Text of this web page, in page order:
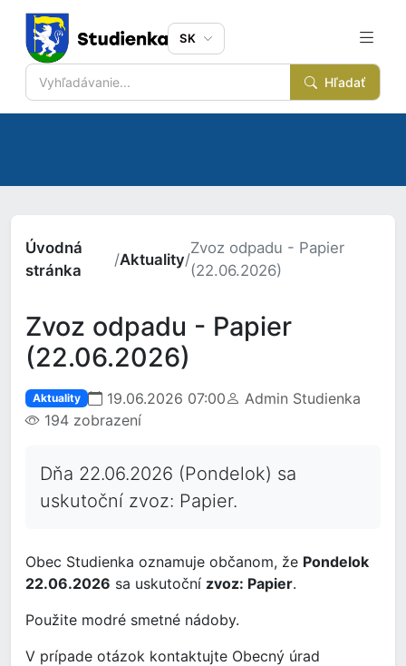
Hľadať
SK
Úvodná
stránka
/Aktuality/
Zvoz odpadu - Papier
(22.06.2026)
Zvoz odpadu - Papier
(22.06.2026)
Aktuality 19.06.2026 07:00
Admin Studienka
194 zobrazení
Dňa 22.06.2026 (Pondelok) sa
uskutoční zvoz: Papier.
Obec Studienka oznamuje občanom, že Pondelok
22.06.2026 sa uskutoční zvoz: Papier.
Použite modré smetné nádoby.
V prípade otázok kontaktujte Obecný úrad